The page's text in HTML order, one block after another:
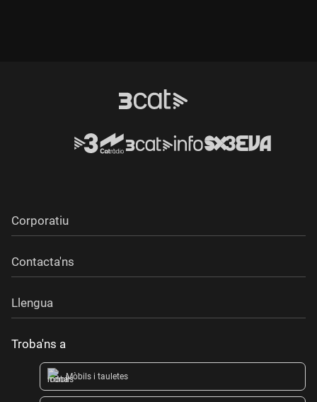
Corporatiu
Contacta'ns
Llengua
Troba'ns a
Mòbils i tauletes